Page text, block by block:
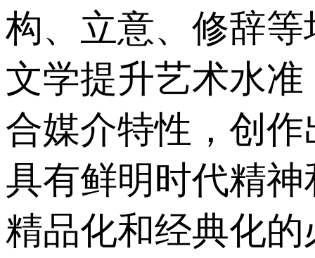
构、立意、修辞
文学提升艺术水
合媒介特性，创
具有鲜明时代精
精品化和经典化